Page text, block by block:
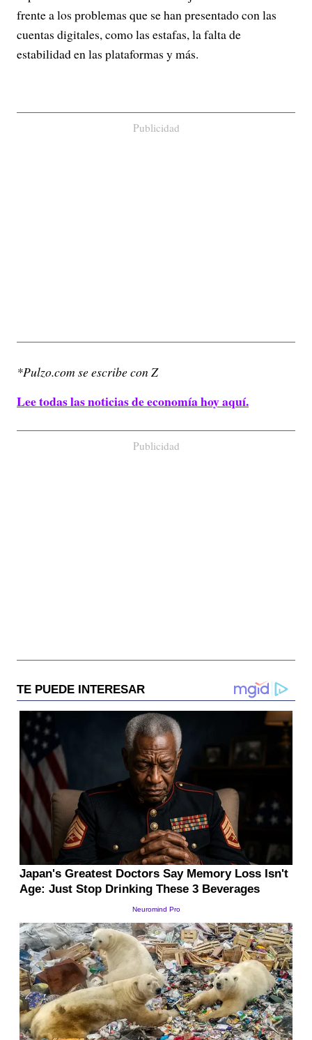
frente a los problemas que se han presentado con las
cuentas digitales, como las estafas, la falta de
estabilidad en las plataformas y más.
Publicidad
*Pulzo.com se escribe con Z
Lee todas las noticias de economía hoy aquí.
Publicidad